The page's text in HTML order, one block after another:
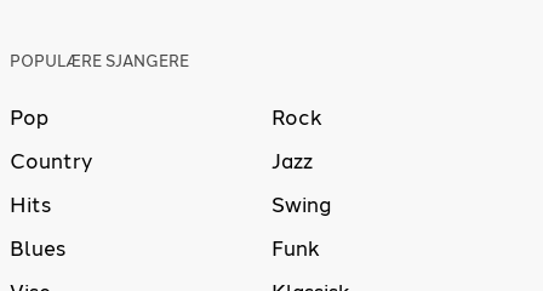
POPULÆRE SJANGERE
Pop
Rock
Country
Jazz
Hits
Swing
Blues
Funk